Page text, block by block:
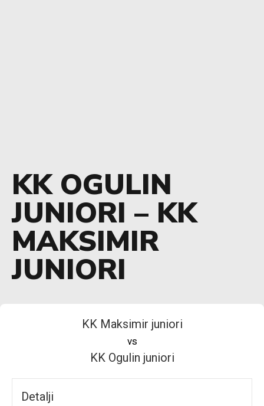
KK OGULIN
JUNIORI – KK
MAKSIMIR
JUNIORI
KK Maksimir juniori
vs
KK Ogulin juniori
Detalji